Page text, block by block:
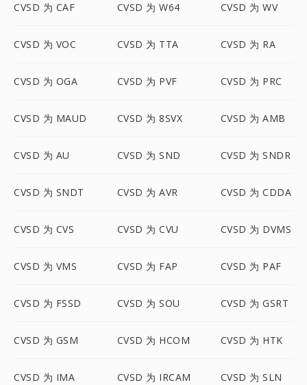
CVSD 为 CAF CVSD 为 W64 CVSD 为 WV
CVSD 为 VOC CVSD 为 TTA CVSD 为 RA
CVSD 为 OGA CVSD 为 PVF CVSD 为 PRC
CVSD 为 MAUD CVSD 为 8SVX CVSD 为 AMB
CVSD 为 AU CVSD 为 SND CVSD 为 SNDR
CVSD 为 SNDT CVSD 为 AVR CVSD 为 CDDA
CVSD 为 CVS CVSD 为 CVU CVSD 为 DVMS
CVSD 为 VMS CVSD 为 FAP CVSD 为 PAF
CVSD 为 FSSD CVSD 为 SOU CVSD 为 GSRT
CVSD 为 GSM CVSD 为 HCOM CVSD 为 HTK
CVSD 为 IMA CVSD 为 IRCAM CVSD 为 SLN